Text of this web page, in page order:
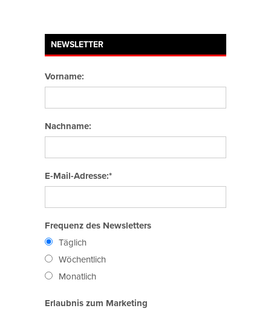
NEWSLETTER
Vorname:
Nachname:
E-Mail-Adresse:*
Frequenz des Newsletters
Täglich
Wöchentlich
Monatlich
Erlaubnis zum Marketing